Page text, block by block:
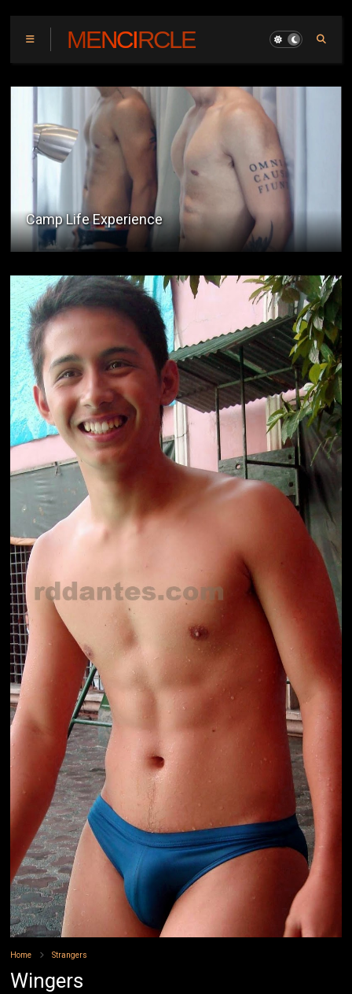
MENCIRCLE
Bayaran
Home Strangers
Wingers